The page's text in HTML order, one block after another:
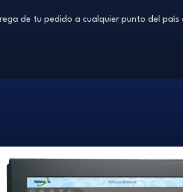
de tu pedido a cualquier punto del país